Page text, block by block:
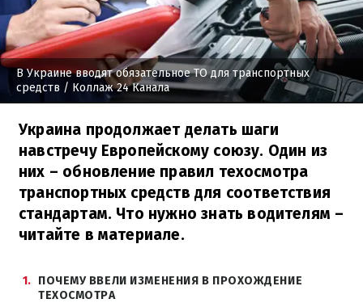
В Украине вводят обязательное ТО для транспортных
средств / Коллаж 24 Канала
Украина продолжает делать шаги
навстречу Европейскому союзу. Один из
них – обновление правил техосмотра
транспортных средств для соответствия
стандартам. Что нужно знать водителям –
читайте в материале.
1
ПОЧЕМУ ВВЕЛИ ИЗМЕНЕНИЯ В ПРОХОЖДЕНИЕ
ТЕХОСМОТРА